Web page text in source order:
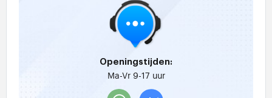
Openingstijden:
Ma-Vr 9-17 uur